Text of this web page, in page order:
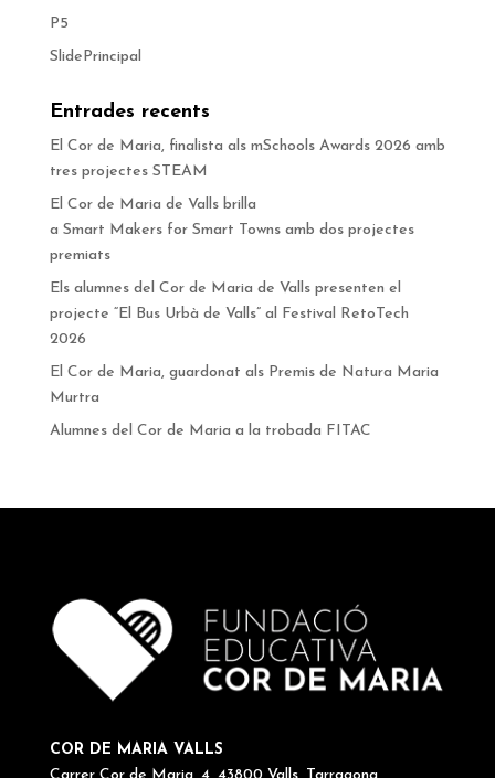
P5
SlidePrincipal
Entrades recents
El Cor de Maria, finalista als mSchools Awards 2026 amb
tres projectes STEAM
El Cor de Maria de Valls brilla
a Smart Makers for Smart Towns amb dos projectes
premiats
Els alumnes del Cor de Maria de Valls presenten el
projecte “El Bus Urbà de Valls” al Festival RetoTech
2026
El Cor de Maria, guardonat als Premis de Natura Maria
Murtra
Alumnes del Cor de Maria a la trobada FITAC
COR DE MARIA VALLS